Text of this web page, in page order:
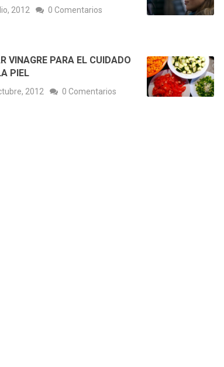
2012 0 Comentarios
VINAGRE PARA EL CUIDADO
PIEL
2012 0 Comentarios